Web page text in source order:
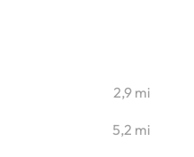
2,9 mi
5,2 mi